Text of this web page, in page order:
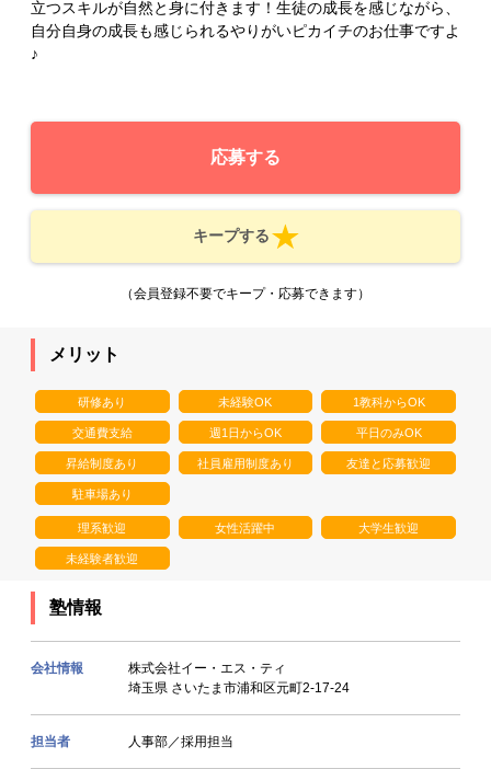
立つスキルが自然と身に付きます！生徒の成長を感じながら、
自分自身の成長も感じられるやりがいピカイチのお仕事ですよ
♪
応募する
キープする
（会員登録不要でキープ・応募できます）
メリット
研修あり 未経験OK 1教科からOK
交通費支給 週1日からOK 平日のみOK
昇給制度あり 社員雇用制度あり 友達と応募歓迎
駐車場あり
理系歓迎 女性活躍中 大学生歓迎
未経験者歓迎
塾情報
会社情報
株式会社イー・エス・ティ
埼玉県 さいたま市浦和区元町2-17-24
担当者 人事部／採用担当